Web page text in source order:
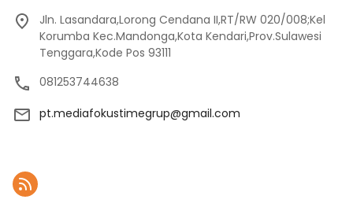
Jln. Lasandara,Lorong Cendana II,RT/RW 020/008;Kel
Korumba Kec.Mandonga,Kota Kendari,Prov.Sulawesi
Tenggara,Kode Pos 93111
081253744638
pt.mediafokustimegrup@gmail.com